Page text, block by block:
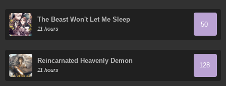
The Beast Won't Let Me Sleep
11 hours
50
Reincarnated Heavenly Demon
11 hours
128